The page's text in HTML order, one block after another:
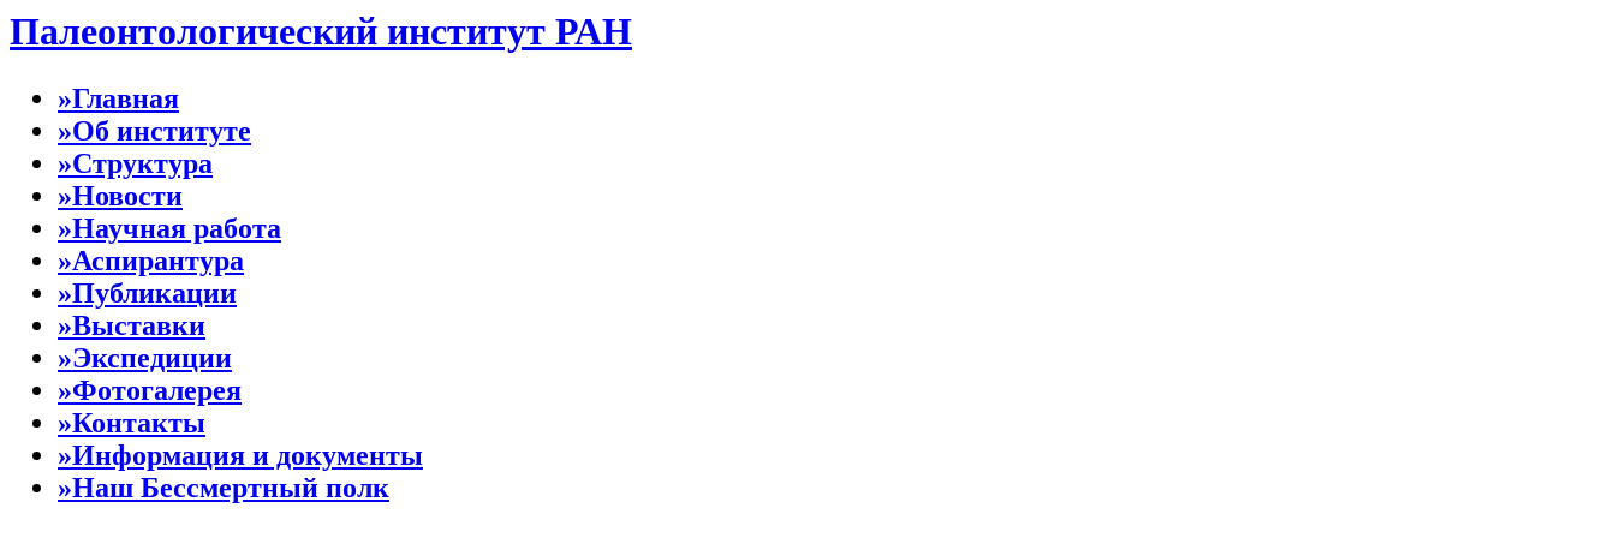
Палеонтологический институт РАН
»Главная
»Об институте
»Структура
»Новости
»Научная работа
»Аспирантура
»Публикации
»Выставки
»Экспедиции
»Фотогалерея
»Контакты
»Информация и документы
»Наш Бессмертный полк